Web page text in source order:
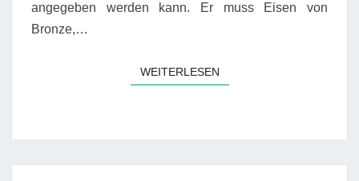
angegeben werden kann. Er muss Eisen von
Bronze,…
WEITERLESENWEITERLESEN